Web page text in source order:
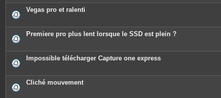
Vegas pro et ralenti
Premiere pro plus lent lorsque le SSD est plein ?
Impossible télécharger Capture one express
Cliché mouvement